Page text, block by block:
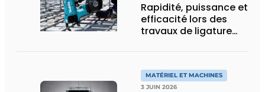
Rapidité, puissance et
efficacité lors des
travaux de ligature
MATÉRIEL ET MACHINES
3 JUIN 2026